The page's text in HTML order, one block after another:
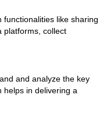
like sharing
platforms, collect
and analyze the key
helps in delivering a